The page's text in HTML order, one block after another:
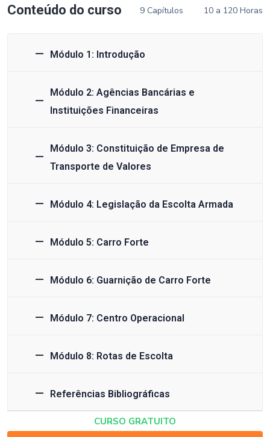
Conteúdo do curso 9 Capítulos 10 a 120 Horas
Módulo 1: Introdução
Módulo 2: Agências Bancárias e
Instituições Financeiras
Módulo 3: Constituição de Empresa de
Transporte de Valores
Módulo 4: Legislação da Escolta Armada
Módulo 5: Carro Forte
Módulo 6: Guarnição de Carro Forte
Módulo 7: Centro Operacional
Módulo 8: Rotas de Escolta
Referências Bibliográficas
CURSO GRATUITO